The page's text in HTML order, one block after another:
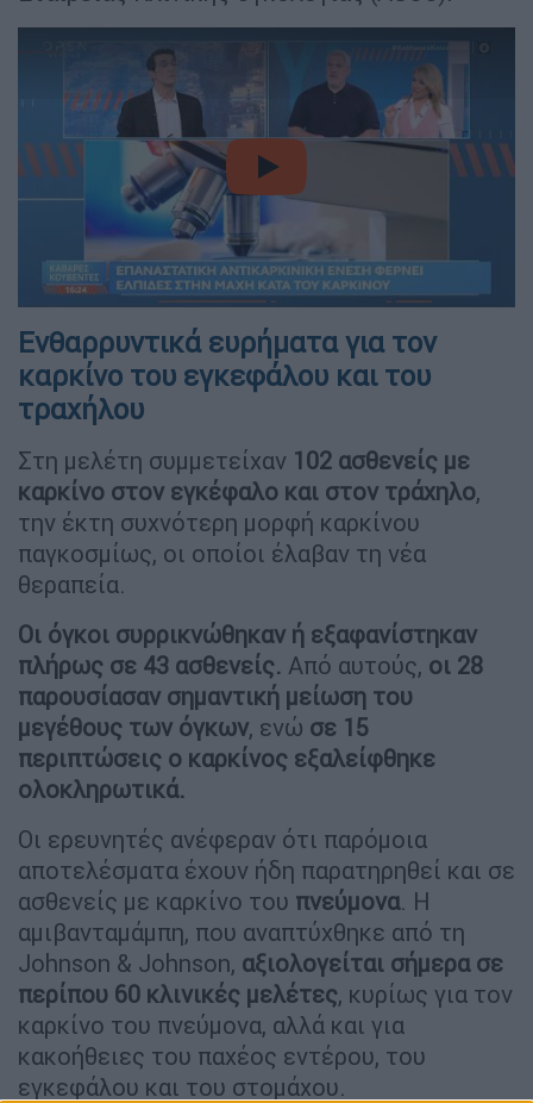
video
Ενθαρρυντικά ευρήματα για τον
καρκίνο του εγκεφάλου και του
τραχήλου
Στη μελέτη συμμετείχαν 102 ασθενείς με
καρκίνο στον εγκέφαλο και στον τράχηλο,
την έκτη συχνότερη μορφή καρκίνου
παγκοσμίως, οι οποίοι έλαβαν τη νέα
θεραπεία.
Οι όγκοι συρρικνώθηκαν ή εξαφανίστηκαν
πλήρως σε 43 ασθενείς. Από αυτούς, οι 28
παρουσίασαν σημαντική μείωση του
μεγέθους των όγκων, ενώ σε 15
περιπτώσεις ο καρκίνος εξαλείφθηκε
ολοκληρωτικά.
Οι ερευνητές ανέφεραν ότι παρόμοια
αποτελέσματα έχουν ήδη παρατηρηθεί και σε
ασθενείς με καρκίνο του πνεύμονα. Η
αμιβανταμάμπη, που αναπτύχθηκε από τη
Johnson & Johnson, αξιολογείται σήμερα σε
περίπου 60 κλινικές μελέτες, κυρίως για τον
καρκίνο του πνεύμονα, αλλά και για
κακοήθειες του παχέος εντέρου, του
εγκεφάλου και του στομάχου.